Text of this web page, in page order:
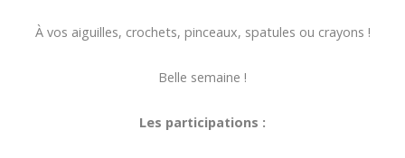
À vos aiguilles, crochets, pinceaux, spatules ou crayons !
Belle semaine !
Les participations :